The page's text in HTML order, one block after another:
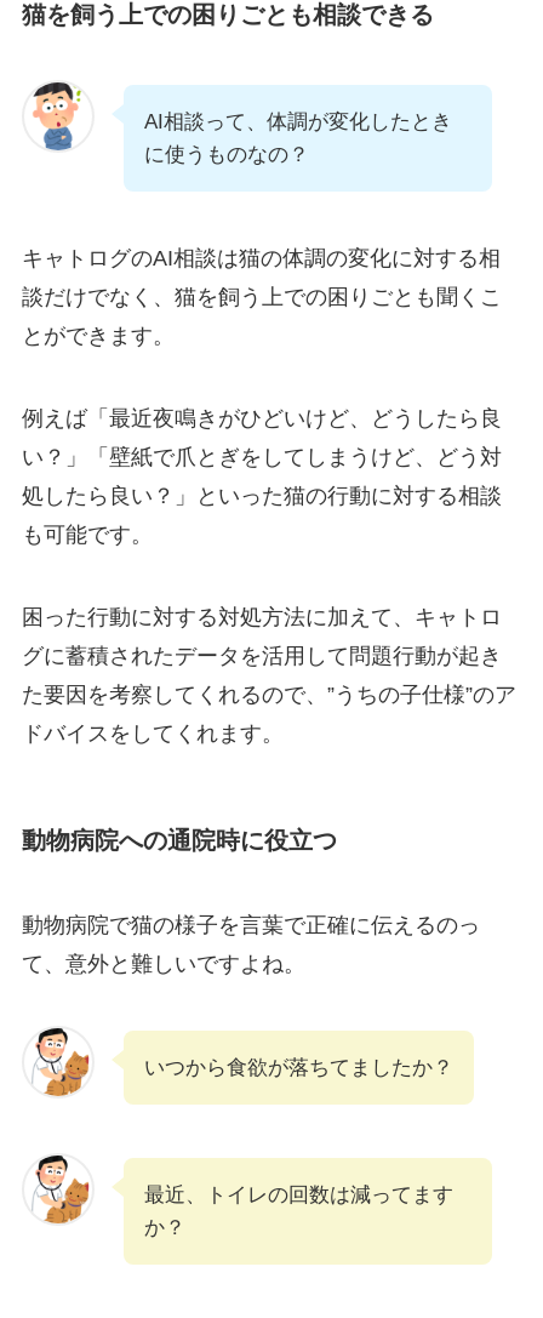
猫を飼う上での困りごとも相談できる
AI相談って、体調が変化したとき
に使うものなの？
キャトログのAI相談は猫の体調の変化に対する相
談だけでなく、 猫を飼う上での困りごと も聞くこ
とができます。
例えば「最近夜鳴きがひどいけど、どうしたら良
い？」「壁紙で爪とぎをしてしまうけど、どう対
処したら良い？」といった猫の行動に対する相談
も可能です。
困った行動に対する対処方法に加えて、キャトロ
グに蓄積されたデータを活用して問題行動が起き
た要因を考察してくれるので、”うちの子仕様”のア
ドバイスをしてくれます。
動物病院への通院時に役立つ
動物病院で猫の様子を言葉で正確に伝えるのっ
て、意外と難しいですよね。
いつから食欲が落ちてましたか？
最近、トイレの回数は減ってます
か？